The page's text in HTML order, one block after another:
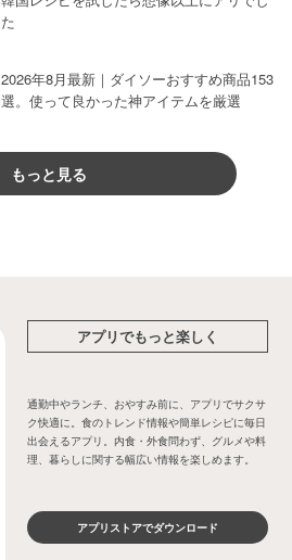
た
2026年8月最新｜ダイソーおすすめ商品153
選。使って良かった神アイテムを厳選
もっと見る
アプリでもっと楽しく
通勤中やランチ、おやすみ前に、アプリでサクサ
ク快適に。食のトレンド情報や簡単レシピに毎日
出会えるアプリ。内食・外食問わず、グルメや料
理、暮らしに関する幅広い情報を楽しめます。
アプリストアでダウンロード